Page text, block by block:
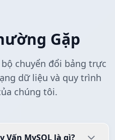
Gặp
chuyển đổi bảng trực
dữ liệu và quy trình
chúng tôi.
Vấn MySQL là gì?